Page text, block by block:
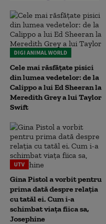
DIGI ANIMAL WORLD
Cele mai răsfățate pisici
din lumea vedetelor: de la
Calippo a lui Ed Sheeran la
Meredith Grey a lui Taylor
Swift
UTV
Gina Pistol a vorbit pentru
prima dată despre relația
cu tatăl ei. Cum i-a
schimbat viața fiica sa,
Josephine